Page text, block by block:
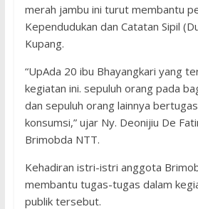
merah jambu ini turut membantu
Kependudukan dan Catatan Sipil
Kupang.
“UpAda 20 ibu Bhayangkari yang
kegiatan ini. sepuluh orang pada
dan sepuluh orang lainnya
konsumsi,” ujar Ny. Deonijiu De
Brimobda NTT.
Kehadiran istri-istri anggota
membantu tugas-tugas dalam
publik tersebut.